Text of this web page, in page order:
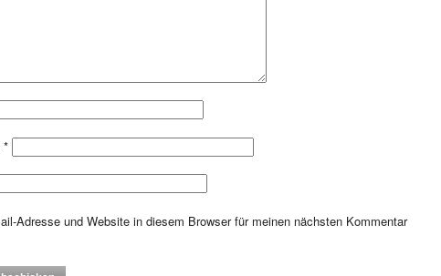
*
Adresse und Website in diesem Browser für meinen nächsten Kommentar